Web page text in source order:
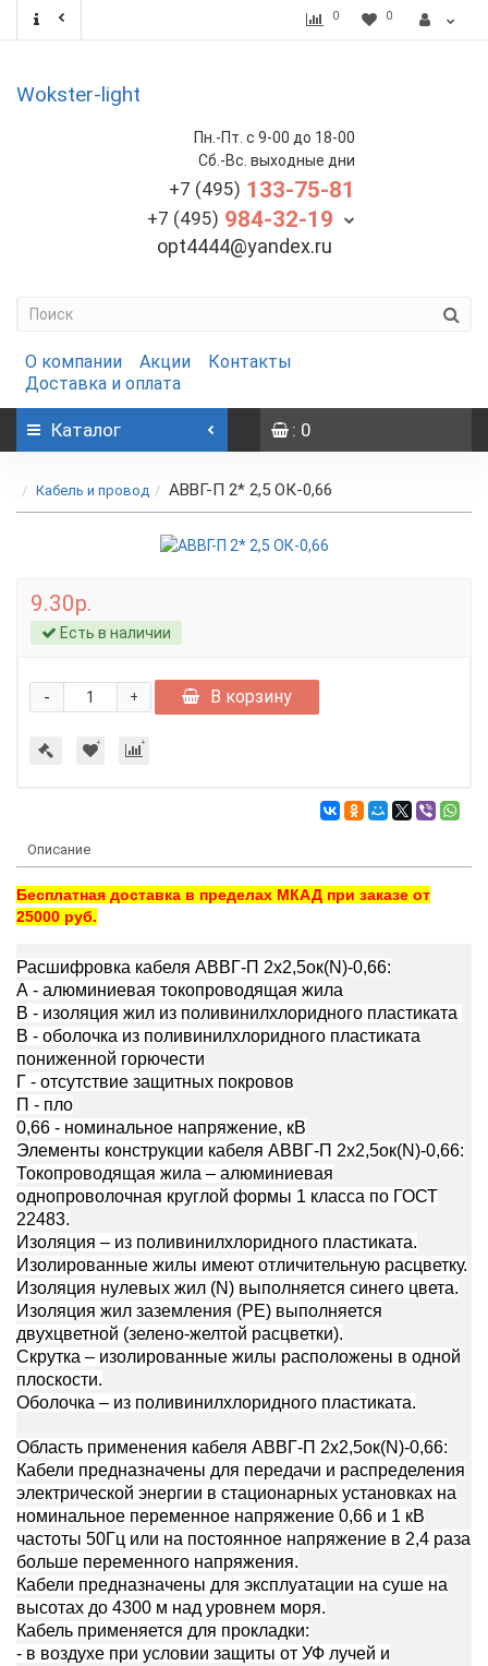
0 0
Wokster-light
Пн.-Пт. с 9-00 до 18-00
Сб.-Вс. выходные дни
+7 (495) 133-75-81
+7 (495) 984-32-19
opt4444@yandex.ru
О компании Акции
Контакты
Доставка и оплата
Каталог : 0
Кабель и провод АВВГ-П 2* 2,5 ОК-0,66
9.30р.
Есть в наличии
+
- В корзину
Описание
Бесплатная доставка в пределах МКАД при заказе от
25000 руб.
Расшифровка кабеля АВВГ-П 2х2,5ок(N)-0,66:
А - алюминиевая токопроводящая жила
В - изоляция жил из поливинилхлоридного пластиката
В - оболочка из поливинилхлоридного пластиката
пониженной горючести
Г - отсутствие защитных покровов
П - пло
0,66 - номинальное напряжение, кВ
Элементы конструкции кабеля АВВГ-П 2х2,5ок(N)-0,66:
Токопроводящая жила – алюминиевая
однопроволочная круглой формы 1 класса по ГОСТ
22483.
Изоляция – из поливинилхлоридного пластиката.
Изолированные жилы имеют отличительную расцветку.
Изоляция нулевых жил (N) выполняется синего цвета.
Изоляция жил заземления (PE) выполняется
двухцветной (зелено-желтой расцветки).
Скрутка – изолированные жилы расположены в одной
плоскости.
Оболочка – из поливинилхлоридного пластиката.
Область применения кабеля АВВГ-П 2х2,5ок(N)-0,66:
Кабели предназначены для передачи и распределения
электрической энергии в стационарных установках на
номинальное переменное напряжение 0,66 и 1 кВ
частоты 50Гц или на постоянное напряжение в 2,4 раза
больше переменного напряжения.
Кабели предназначены для эксплуатации на суше на
высотах до 4300 м над уровнем моря.
Кабель применяется для прокладки:
- в воздухе при условии защиты от УФ лучей и